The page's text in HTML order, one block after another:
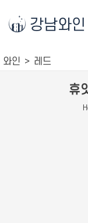
강남와인
와인 레드
휴